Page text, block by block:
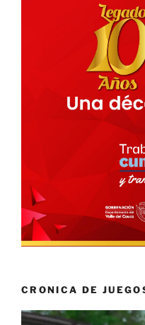
CRONICA DE
Reproductor